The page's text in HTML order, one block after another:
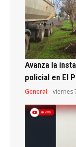
Avanza la
policial en El
General viernes